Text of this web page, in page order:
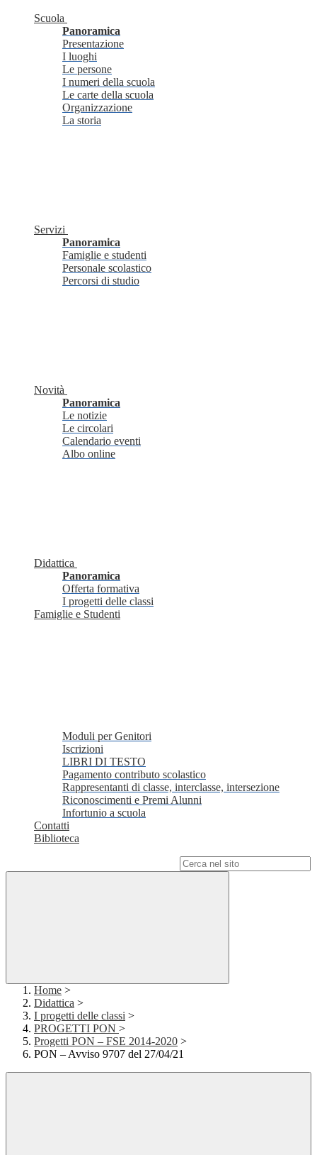
Scuola
Panoramica
Presentazione
I luoghi
Le persone
I numeri della scuola
Le carte della scuola
Organizzazione
La storia
Servizi
Panoramica
Famiglie e studenti
Personale scolastico
Percorsi di studio
Novità
Panoramica
Le notizie
Le circolari
Calendario eventi
Albo online
Didattica
Panoramica
Offerta formativa
I progetti delle classi
Famiglie e Studenti
Moduli per Genitori
Iscrizioni
LIBRI DI TESTO
Pagamento contributo scolastico
Rappresentanti di classe, interclasse, intersezione
Riconoscimenti e Premi Alunni
Infortunio a scuola
Contatti
Biblioteca
Home >
Didattica >
I progetti delle classi >
PROGETTI PON >
Progetti PON – FSE 2014-2020 >
PON – Avviso 9707 del 27/04/21